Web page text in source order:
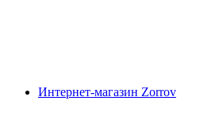
Интернет-магазин Zorrov